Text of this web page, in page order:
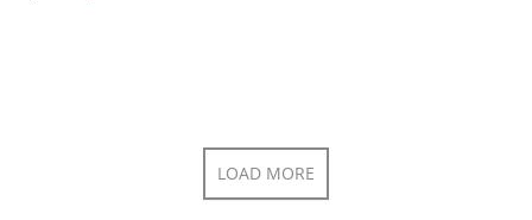
LOAD MORE